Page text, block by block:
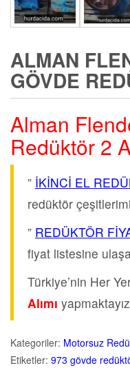
ALMAN
GÖVDE
Alman
Redüktör 2
” İKİNCİ EL
redüktör
” REDÜKTÖR
fiyat listesine
Türkiye’nin Her
Alımı
Kategoriler: Motorsuz
Etiketler: 973 gövde